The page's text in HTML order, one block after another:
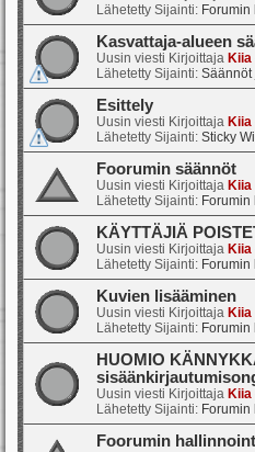
Lähetetty Sijainti: Forumin
Kasvattaja-alueen
Uusin viesti Kirjoittaja Kiia
Lähetetty Sijainti: Säännöt
Esittely
Uusin viesti Kirjoittaja Kiia
Lähetetty Sijainti: Sticky
Foorumin säännöt
Uusin viesti Kirjoittaja Kiia
Lähetetty Sijainti: Forumin
KÄYTTÄJIÄ
Uusin viesti Kirjoittaja Kiia
Lähetetty Sijainti: Forumin
Kuvien lisääminen
Uusin viesti Kirjoittaja Kiia
Lähetetty Sijainti: Forumin
HUOMIO
Uusin viesti Kirjoittaja Kiia
Lähetetty Sijainti: Forumin
Foorumin